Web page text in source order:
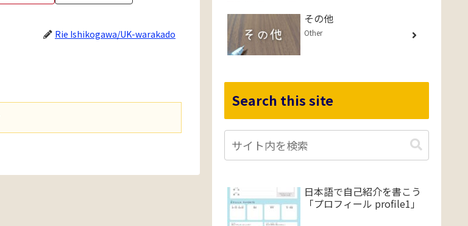
Rie Ishikogawa/UK-warakado
その他
Other
Search this site
日本語で自己紹介を書こう
「プロフィール profile1」